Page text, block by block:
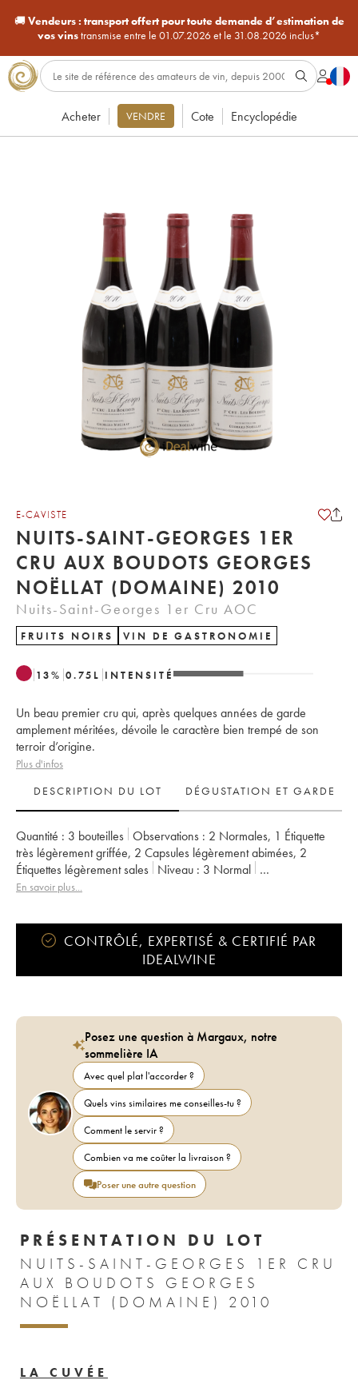
🚚Vendeurs : transport offert pour toute demande d’estimation de
vos vinstransmise entre le 01.07.2026 et le 31.08.2026 inclus*
Acheter VENDRE Cote Encyclopédie
E-CAVISTE
NUITS-SAINT-GEORGES 1ER
CRU AUX BOUDOTS GEORGES
NOËLLAT (DOMAINE) 2010
Nuits-Saint-Georges 1er Cru AOC
FRUITS NOIRS VIN DE GASTRONOMIE
13% 0.75 L INTENSITÉ
Un beau premier cru qui, après quelques années de garde
amplement méritées, dévoile le caractère bien trempé de son
terroir d’origine.
Plus d'infos
DESCRIPTION DU LOT
DÉGUSTATION ET GARDE
Quantité : 3 bouteilles Observations : 2 Normales, 1 Étiquette
très légèrement griffée, 2 Capsules légèrement abimées, 2
Étiquettes légèrement sales
Niveau : 3 Normal
Provenance :
Classement :
1er Cru Propriétaire : Georges Noëllat (Domaine)
En savoir plus...
CONTRÔLÉ, EXPERTISÉ & CERTIFIÉ PAR
IDEALWINE
Posez une question à Margaux, notre
sommelière IA
Avec quel plat l'accorder ?
Quels vins similaires me conseilles-tu ?
Comment le servir ?
Combien va me coûter la livraison ?
Poser une autre question
PRÉSENTATION DU LOT
NUITS-SAINT-GEORGES 1ER CRU
AUX BOUDOTS GEORGES
NOËLLAT (DOMAINE) 2010
LA CUVÉE